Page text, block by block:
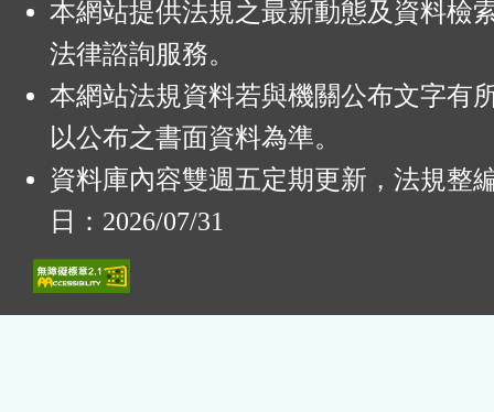
本網站提供法規之最新動態及資料檢
法律諮詢服務。
本網站法規資料若與機關公布文字有
以公布之書面資料為準。
資料庫內容雙週五定期更新，法規整
日：2026/07/31